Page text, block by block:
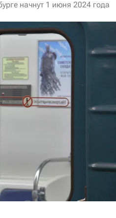
начнут 1 июня 2024 года